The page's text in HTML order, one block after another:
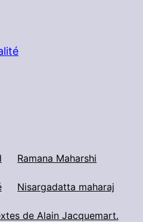
Ramana Maharshi
Nisargadatta maharaj
de Alain Jacquemart.